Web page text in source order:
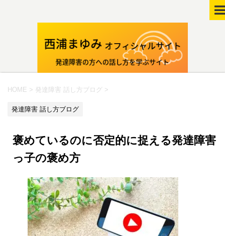
HOME > 発達障害 話し方ブログ >
発達障害 話し方ブログ
褒めているのに否定的に捉える発達障害
っ子の褒め方